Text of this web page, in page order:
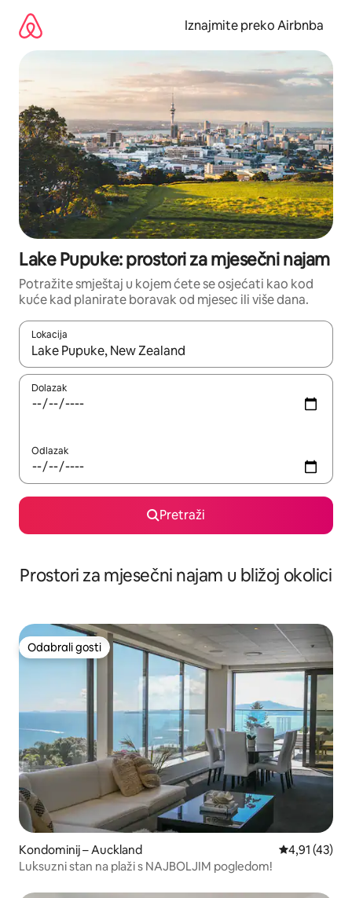
sadržaj
Iznajmite preko Airbnba
Lake Pupuke: prostori za mjesečni najam
Potražite smještaj u kojem ćete se osjećati kao kod
kuće kad planirate boravak od mjesec ili više dana.
Lokacija
Kada budu dostupni rezultati, moći ćete ih pregledati
Dolazak
Odlazak
Pretraži
Prostori za mjesečni najam u bližoj okolici
Odabrali gosti
Odabrali gosti
Kondominij – Auckland Prosječna
4,91 (43)
Luksuzni stan na plaži s NAJBOLJIM pogledom!